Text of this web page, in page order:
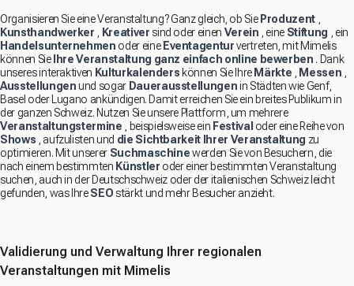
Organisieren Sie eine Veranstaltung? Ganz gleich, ob SieProduzent,
Kunsthandwerker
Kreativer sind oder einen Verein , eine Stiftung , ein
Handelsunternehmen oder eineEventagenturvertreten, mit Mimelis
können SieIhre Veranstaltung ganz einfach online bewerben . Dank
unseres interaktiven Kulturkalenderskönnen Sie IhreMärkte Messen
Ausstellungenund sogar Dauerausstellungenin Städten wie Genf,
Basel oder Lugano ankündigen. Damit erreichen Sie ein breites Publikum in
der ganzen Schweiz. Nutzen Sie unsere Plattform, um mehrere
Veranstaltungstermine , beispielsweise ein Festival oder eine Reihe von
Shows , aufzulisten und die Sichtbarkeit Ihrer Veranstaltung zu
optimieren. Mit unserer Suchmaschinewerden Sie von Besuchern, die
nach einem bestimmten Künstler oder einer bestimmten Veranstaltung
suchen, auch in der Deutschschweiz oder der italienischen Schweiz leicht
gefunden, was IhreSEO stärkt und mehr Besucher anzieht.
Validierung und Verwaltung Ihrer regionalen
Veranstaltungen mit Mimelis